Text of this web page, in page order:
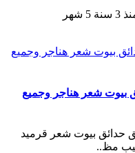
سنة 5 شهر
بيوت شعر هناجر وجميع
حدائق بيوت شعر قرميد
مظ..